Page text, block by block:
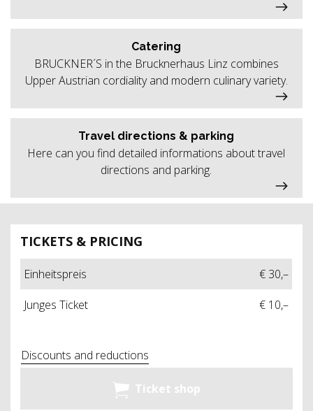
TICKETS & PRICING
Einheitspreis
€ 30,–
Junges Ticket
€ 10,–
Discounts and reductions
Ticket shop
Catering
BRUCKNER´S in the Brucknerhaus Linz combines
Upper Austrian cordiality and modern culinary variety.
Travel directions & parking
Here can you find detailed informations about travel
directions and parking.